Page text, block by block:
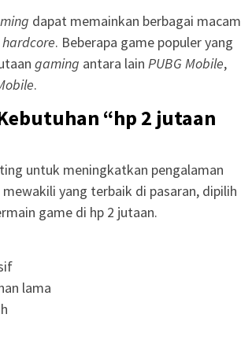
dapat memainkan berbagai macam
hardcore. Beberapa game populer yang
gaming antara lain PUBG Mobile,
.
“hp 2 jutaan
untuk meningkatkan pengalaman
yang terbaik di pasaran, dipilih
game di hp 2 jutaan.
lama